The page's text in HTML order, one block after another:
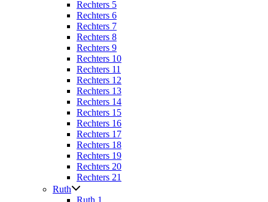
Rechters 5
Rechters 6
Rechters 7
Rechters 8
Rechters 9
Rechters 10
Rechters 11
Rechters 12
Rechters 13
Rechters 14
Rechters 15
Rechters 16
Rechters 17
Rechters 18
Rechters 19
Rechters 20
Rechters 21
Ruth
Ruth 1